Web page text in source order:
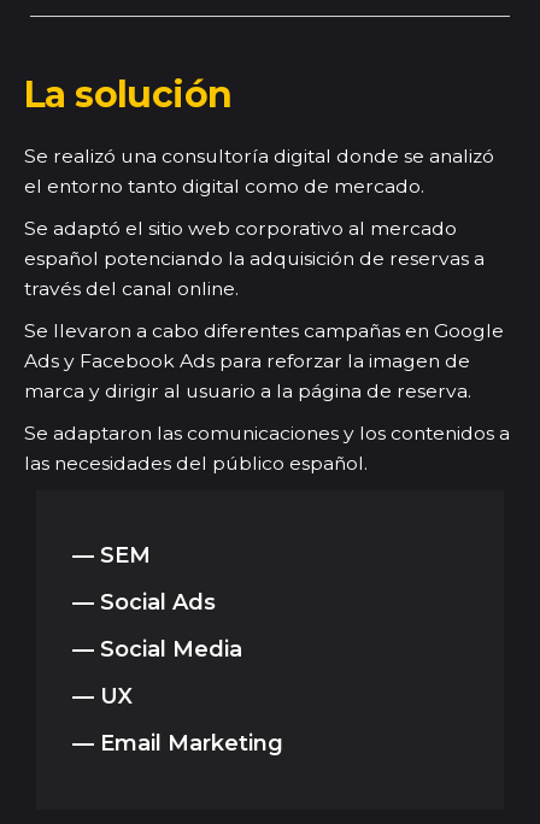
La solución
Se realizó una consultoría digital donde se analizó
el entorno tanto digital como de mercado.
Se adaptó el sitio web corporativo al mercado
español potenciando la adquisición de reservas a
través del canal online.
Se llevaron a cabo diferentes campañas en Google
Ads y Facebook Ads para reforzar la imagen de
marca y dirigir al usuario a la página de reserva.
Se adaptaron las comunicaciones y los contenidos a
las necesidades del público español.
— SEM
— Social Ads
— Social Media
— UX
— Email Marketing